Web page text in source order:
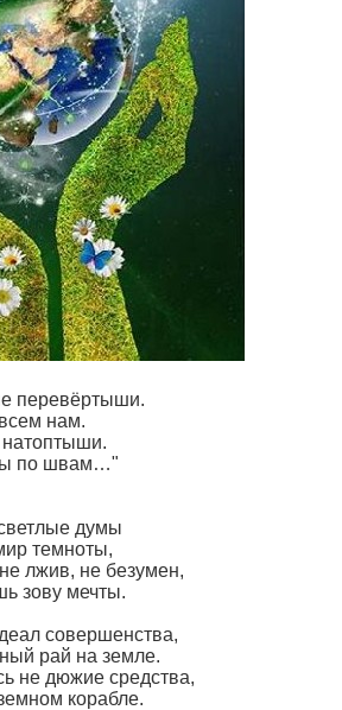
перевёртыши.
нам.
натоптыши.
по швам…"
думы
темноты,
лжив, не безумен,
зову мечты.
совершенства,
рай на земле.
не дюжие средства,
корабле.